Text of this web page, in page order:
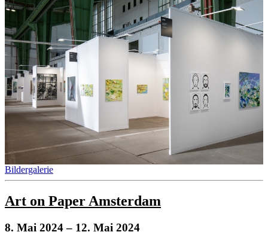
Bildergalerie
Art on Paper Amsterdam
8. Mai 2024– 12. Mai 2024